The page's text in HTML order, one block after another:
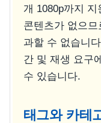
개 1080p까지
콘텐츠가 없으
과할 수 없습니
간 및 재생 요구
수 있습니다.
태그와 카테